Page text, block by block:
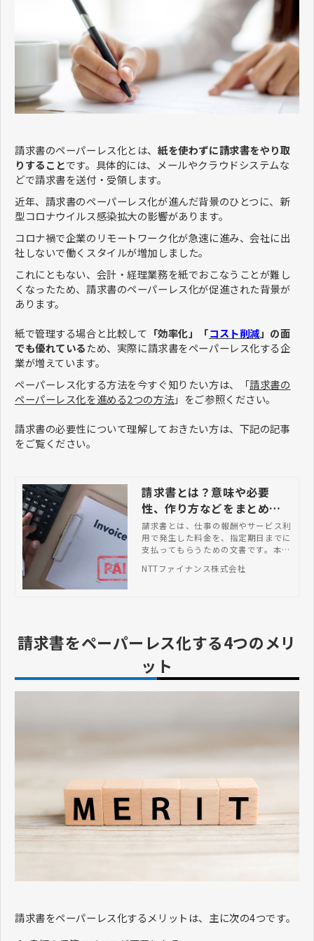
請求書のペーパーレス化とは、紙を使わずに請求書をやり取
りすることです。具体的には、メールやクラウドシステムな
どで請求書を送付・受領します。
近年、請求書のペーパーレス化が進んだ背景のひとつに、新
型コロナウイルス感染拡大の影響があります。
コロナ禍で企業のリモートワーク化が急速に進み、会社に出
社しないで働くスタイルが増加しました。
これにともない、会計・経理業務を紙でおこなうことが難し
くなったため、請求書のペーパーレス化が促進された背景が
あります。
紙で管理する場合と比較して 「効率化」「コスト削減」の面
でも優れているため、実際に請求書をペーパーレス化する企
業が増えています。
ペーパーレス化する方法を今すぐ知りたい方は、「請求書の
ペーパーレス化を進める2つの方法」をご参照ください。
請求書の必要性について理解しておきたい方は、下記の記事
をご覧ください。
請求書とは？意味や必要
性、作り方などをまとめて
解説
請求書とは、仕事の報酬やサービス利
用で発生した料金を、指定期日までに
支払ってもらうための文書です。本記
り方・送り方まで詳しく解説していま
NTTファイナンス株式会社
請求書をペーパーレス化する4つのメリ
ット
請求書をペーパーレス化するメリットは、主に次の4つです。